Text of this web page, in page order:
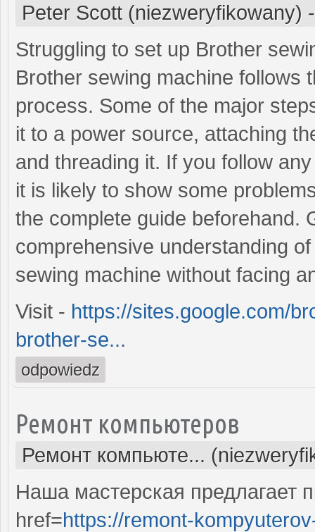
Peter Scott (niezweryfikowany)
Struggling to set up Brother
Brother sewing machine follows
process. Some of the major
it to a power source, attaching
and threading it. If you follow
it is likely to show some
the complete guide beforehand.
comprehensive understanding
sewing machine without facing
Visit - https://sites.google.com/
brother-se...
odpowiedz
Ремонт компьютеров
Ремонт компьюте...
Наша мастерская предлагает
href=https://remont-